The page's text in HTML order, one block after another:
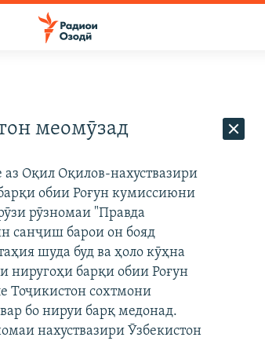
меомӯзад
Оқил Оқилов-нахуствазири
обии Роғун кумиссиюни
рӯзномаи "Правда
санҷиш барои он бояд
шуда буд ва ҳоло кӯҳна
ниругоҳи барқи обии Роғун
Тоҷикистон сохтмони
бо нируи барқ медонад.
нахуствазири Ӯзбекистон